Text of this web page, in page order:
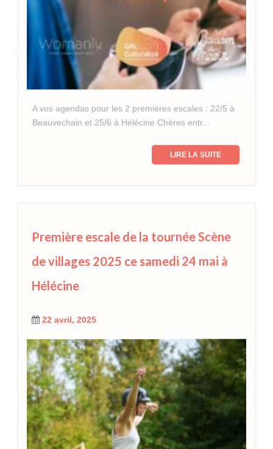
A vos agendas pour les 2 premières escales : 22/5 à
Beauvechain et 25/6 à Hélécine Chères entr...
LIRE LA SUITE
Première escale de la tournée Scène
de villages 2025 ce samedi 24 mai à
Hélécine
22 avril, 2025